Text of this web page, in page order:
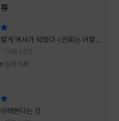
끝나가는 여름의 아쉬움과 새로운 계
제목이었다. 소설은 각자의 '여름'을
다섯 인물들의 이야기를 담고 있다.
게 이별을 통보받고 외모를 향한 악성
해 카메라 앞에 설 수 없게 된 요리 유
사가 되었다 <인류는 어떻게
나>
댓글 25건
님의 리뷰
해한다는 것